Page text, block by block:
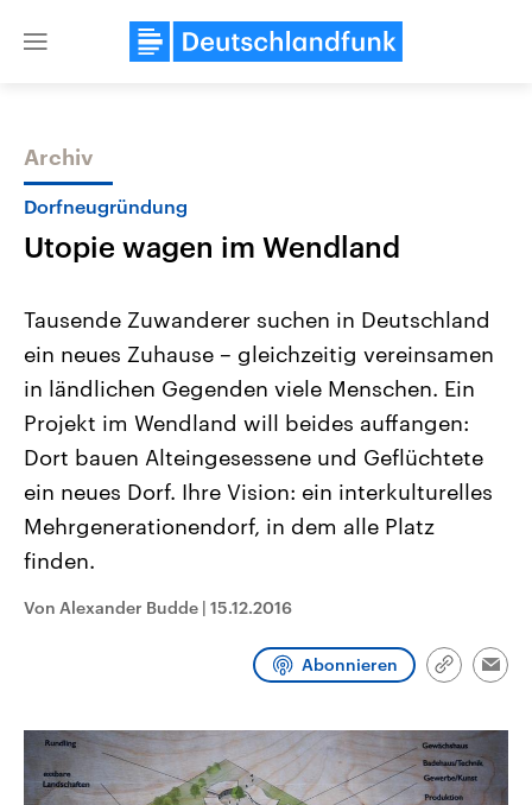
Close
Themen
Landtagswahl Sachsen-Anhalt
2026
Alle Informationen
Sachsen-Anhalt wählt am 6.
September 2026 einen neuen
Bundesland von einer Koalition aus
Umfragen, Prognosen,
und Hintergründe zu den Parteien
und Kandidaten der anstehenden
USA
Aktuelle Beiträge,
Hintergründe
Wirtschaftlich und
gehören die Vereinigten
mit großem Einfluss auf
Sendungen Programm
Archiv
Dorfneugründung
Utopie wagen im Wendland
Tausende Zuwanderer suchen in Deutschland
ein neues Zuhause – gleichzeitig vereinsamen
in ländlichen Gegenden viele Menschen. Ein
Projekt im Wendland will beides auffangen:
Dort bauen Alteingesessene und Geflüchtete
ein neues Dorf. Ihre Vision: ein interkulturelles
Mehrgenerationendorf, in dem alle Platz
finden.
Von Alexander Budde | 15.12.2016
Abonnieren
Link